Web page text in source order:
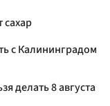
сахар
с Калининградом
делать 8 августа